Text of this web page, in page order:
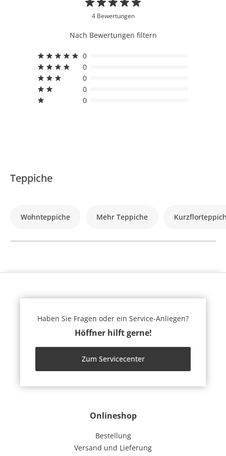
4 Bewertungen
Nach Bewertungen filtern
0
0
0
0
0
Teppiche
Wohnteppiche Mehr Teppiche
Onlineshop
Bestellung
Versand und Lieferung
Haben Sie Fragen oder ein Service-Anliegen?
Höffner hilft gerne!
Zum Servicecenter